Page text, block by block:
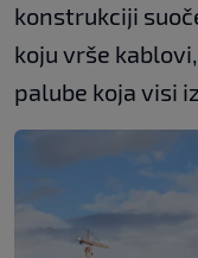
konstrukciji
koju vrše
palube koja visi